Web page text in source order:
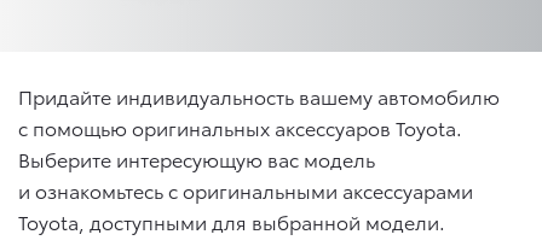
Придайте индивидуальность вашему автомобилю
с помощью оригинальных аксессуаров Toyota.
Выберите интересующую вас модель
и ознакомьтесь с оригинальными аксессуарами
Toyota, доступными для выбранной модели.